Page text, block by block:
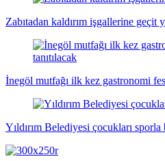
Zabıtadan kaldırım işgallerine geçit
İnegöl mutfağı ilk kez gastronomi
Yıldırım Belediyesi çocukları